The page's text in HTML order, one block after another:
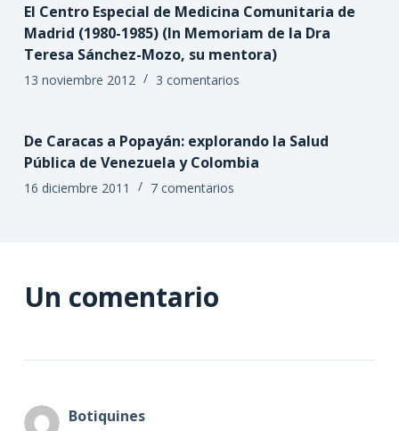
El Centro Especial de Medicina Comunitaria de
Madrid (1980-1985) (In Memoriam de la Dra
Teresa Sánchez-Mozo, su mentora)
13 noviembre 2012 3 comentarios
De Caracas a Popayán: explorando la Salud
Pública de Venezuela y Colombia
16 diciembre 2011 7 comentarios
Un comentario
Botiquines